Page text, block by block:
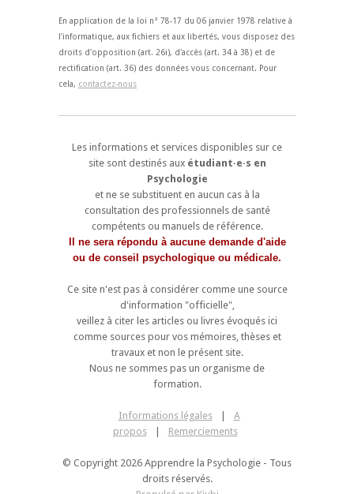
En application de la loi n° 78-17 du 06 janvier 1978 relative à
l'informatique, aux fichiers et aux libertés, vous disposez des
droits d'opposition (art. 26i), d'accès (art. 34 à 38) et de
rectification (art. 36) des données vous concernant. Pour
cela, contactez-nous
Les informations et services disponibles sur ce
site sont destinés aux étudiant·e·s en
Psychologie
et ne se substituent en aucun cas à la
consultation des professionnels de santé
compétents ou manuels de référence.
Il ne sera répondu à aucune demande d'aide
ou de conseil psychologique ou médicale.
Ce site n'est pas à considérer comme une source
d'information "officielle",
veillez à citer les articles ou livres évoqués ici
comme sources pour vos mémoires, thèses et
travaux et non le présent site.
Nous ne sommes pas un organisme de
formation.
Informations légales
A
propos
Remerciements
© Copyright 2026 Apprendre la Psychologie - Tous
droits réservés.